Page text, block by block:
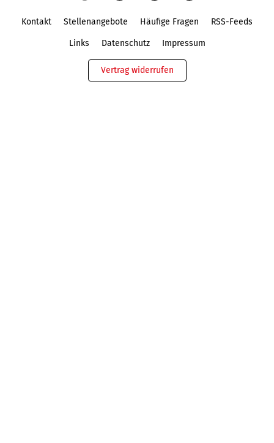
Kontakt Stellenangebote Häufige Fragen RSS-Feeds
Links Datenschutz Impressum
Vertrag widerrufen